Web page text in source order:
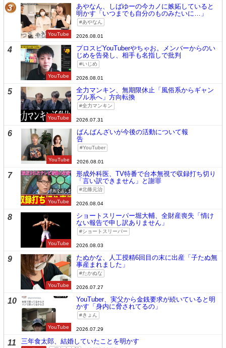
3
YouTube
あやなん、しばゆーの今カノに嫉妬していると
明かす「いつまでも自分のものみたいに…」
あやなん
2026.08.01
4
YouTube
プロスピYouTuberやちゃお。メンバーからのい
じめを告発し、相手も名指しで批判
いじめ
2026.08.01
5
YouTube
全力マンキン、無期限休止「風俗系からギャン
ブル系へ」方向転換
全力マンキン
2026.07.31
6
YouTube
ばんばんざいが今後の活動について報
告
YouTuber
2026.08.01
7
YouTube
形成外科医、TV特番で台本無視で収録打ち切り
「言い訳できません」と謝罪
北條元治
2026.08.04
8
YouTube
ショートスリーパー堀大輔、全財産喪失「情け
ない報告で申し訳ありません」
ショートスリーパー
2026.08.03
9
YouTube
たぬかな、人工授精6回目の末に出産「子たぬ無
事産まれました」
たかぬな
2026.07.27
10
YouTube
YouTuber、実父から金銭要求が続いていると明
かす「身内に脅されてるの」
きょん
2026.07.29
11 三年食太郎、結婚していたことを明かす